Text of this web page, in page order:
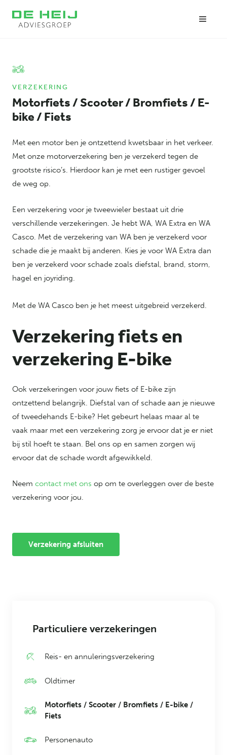
VERZEKERING
Motorfiets / Scooter / Bromfiets / E-
bike / Fiets
Met een motor ben je ontzettend kwetsbaar in het verkeer.
Met onze motorverzekering ben je verzekerd tegen de
grootste risico’s. Hierdoor kan je met een rustiger gevoel
de weg op.
Een verzekering voor je tweewieler bestaat uit drie
verschillende verzekeringen. Je hebt WA, WA Extra en WA
Casco. Met de verzekering van WA ben je verzekerd voor
schade die je maakt bij anderen. Kies je voor WA Extra dan
ben je verzekerd voor schade zoals diefstal, brand, storm,
hagel en joyriding.
Met de WA Casco ben je het meest uitgebreid verzekerd.
Verzekering fiets en
verzekering E-bike
Ook verzekeringen voor jouw fiets of E-bike zijn
ontzettend belangrijk. Diefstal van of schade aan je nieuwe
of tweedehands E-bike? Het gebeurt helaas maar al te
vaak maar met een verzekering zorg je ervoor dat je er niet
bij stil hoeft te staan. Bel ons op en samen zorgen wij
ervoor dat de schade wordt afgewikkeld.
Neem contact met ons op om te overleggen over de beste
verzekering voor jou.
Verzekering afsluiten
Particuliere verzekeringen
Reis- en annuleringsverzekering
Oldtimer
Motorfiets / Scooter / Bromfiets / E-bike /
Fiets
Personenauto